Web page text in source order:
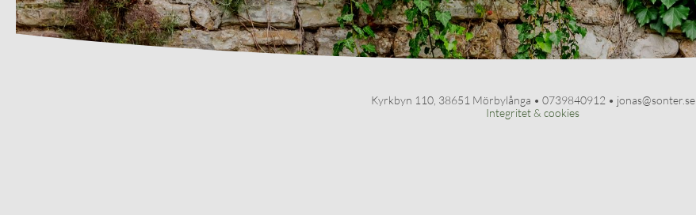
Kyrkbyn 110, 38651 Mörbylånga • 0739840912• jonas@sonter.se
Integritet & cookies